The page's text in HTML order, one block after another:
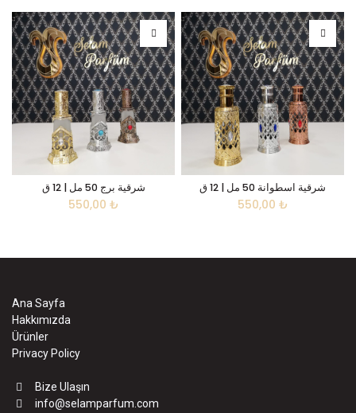
شرقية برج 50 مل | 12 ق
550,00 ₺
شرقية اسطوانة 50 مل | 12 ق
550,00 ₺
Ana Sayfa
Hakkımızda
Ürünler
Privacy Policy
Bize Ulaşın
info@selamparfum.com